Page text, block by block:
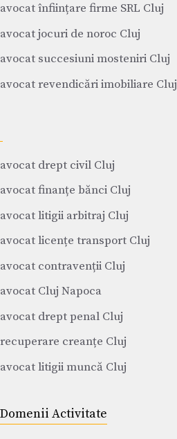
avocat înființare firme SRL Cluj
avocat jocuri de noroc Cluj
avocat succesiuni mosteniri Cluj
avocat revendicări imobiliare Cluj
avocat drept civil Cluj
avocat finanțe bănci Cluj
avocat litigii arbitraj Cluj
avocat licențe transport Cluj
avocat contravenții Cluj
avocat Cluj Napoca
avocat drept penal Cluj
recuperare creanțe Cluj
avocat litigii muncă Cluj
Domenii Activitate